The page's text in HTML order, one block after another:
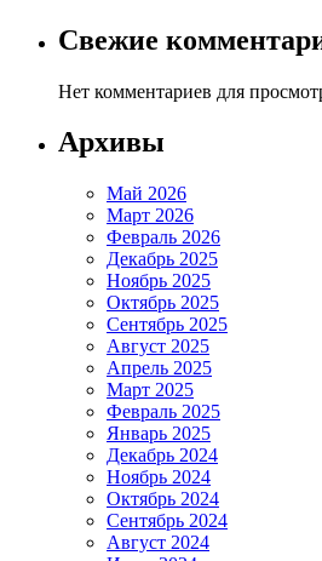
Свежие
Нет комментариев для
Архивы
Май 2026
Март 2026
Февраль 2026
Декабрь 2025
Ноябрь 2025
Октябрь 2025
Сентябрь 2025
Август 2025
Апрель 2025
Март 2025
Февраль 2025
Январь 2025
Декабрь 2024
Ноябрь 2024
Октябрь 2024
Сентябрь 2024
Август 2024